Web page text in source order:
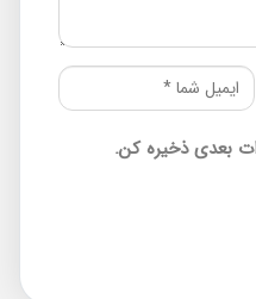
ذخیره کن.